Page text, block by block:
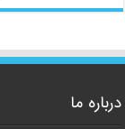
درباره ما